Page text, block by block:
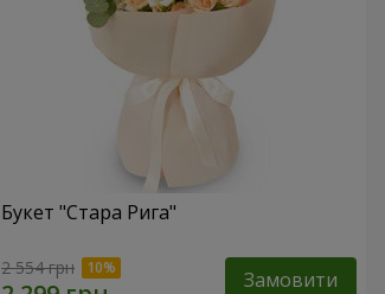
Букет "Стара Рига"
2 554 грн Замовити